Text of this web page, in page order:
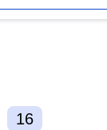
16